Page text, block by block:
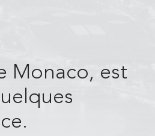
Monaco, est